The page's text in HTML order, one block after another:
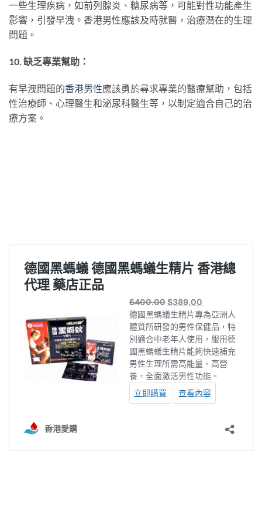
一些生理疾病，如前列腺炎、糖尿病等，可能對性功能產生
影響，引發早洩。香港男性應該及時就醫，治療潛在的生理
問題。
10. 缺乏專業幫助：
有早洩問題的香港男性應該勇於尋求專業的醫療幫助，包括
性治療師、心理醫生和泌尿科醫生等，以制定適合自己的治
療方案。